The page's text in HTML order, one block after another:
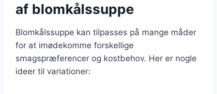
af blomkålssuppe
Blomkålssuppe kan tilpasses på mange måder
for at imødekomme forskellige
smagspræferencer og kostbehov. Her er nogle
ideer til variationer: